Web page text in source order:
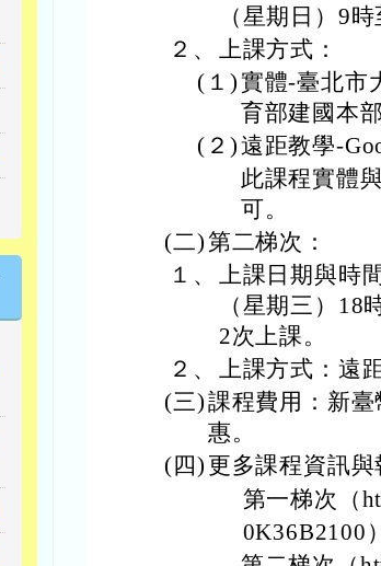
（星期日）9
２、 上課方式：
(１)實體-臺北市
育部建國本部
(２)遠距教學-
此課程實體
可。
(二)第二梯次：
１、 上課日期與時
（星期三）18
2次上課。
２、 上課方式：遠
(三)課程費用：新臺
惠。
(四) 更多課程資訊與
第一梯次（
0K36B2100